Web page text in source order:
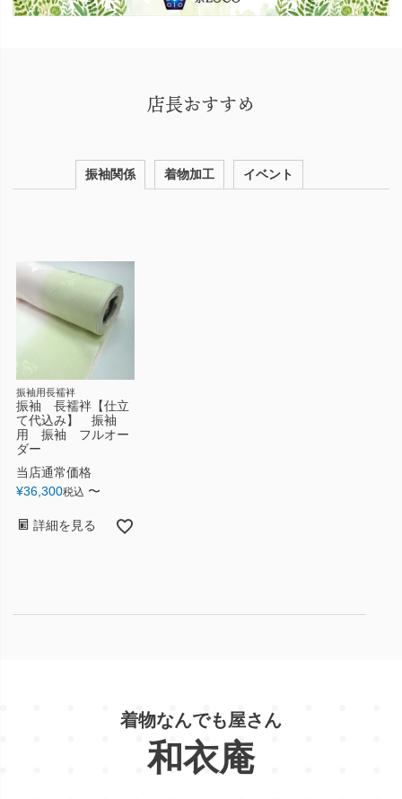
店長おすすめ
振袖関係 着物加工 イベント
振袖用長襦袢
振袖 長襦袢【仕立
て代込み】 振袖
用 振袖 フルオー
ダー
当店通常価格
¥36,300税込 〜
詳細を見る
着物なんでも屋さん
和衣庵